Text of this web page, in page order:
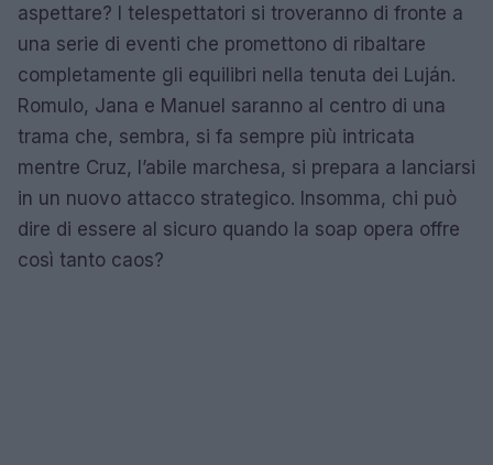
aspettare? I telespettatori si troveranno di fronte a
una serie di eventi che promettono di ribaltare
completamente gli equilibri nella tenuta dei Luján.
Romulo, Jana e Manuel saranno al centro di una
trama che, sembra, si fa sempre più intricata
mentre Cruz, l’abile marchesa, si prepara a lanciarsi
in un nuovo attacco strategico. Insomma, chi può
dire di essere al sicuro quando la soap opera offre
così tanto caos?